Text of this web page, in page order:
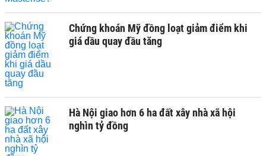
Chứng khoán Mỹ đồng loạt giảm điểm khi
giá dầu quay đầu tăng
Hà Nội giao hơn 6 ha đất xây nhà xã hội
nghìn tỷ đồng